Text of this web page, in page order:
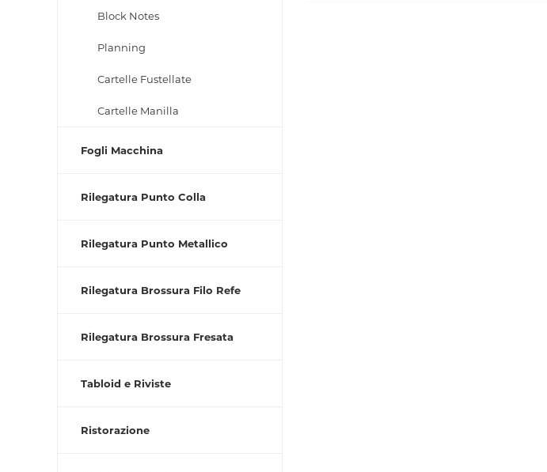
Block Notes
Planning
Cartelle Fustellate
Cartelle Manilla
Fogli Macchina
Rilegatura Punto Colla
Rilegatura Punto Metallico
Rilegatura Brossura Filo Refe
Rilegatura Brossura Fresata
Tabloid e Riviste
Ristorazione